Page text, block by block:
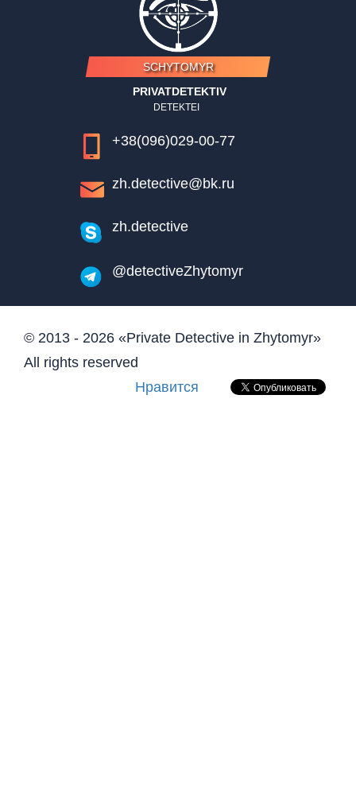
SCHYTOMYR
PRIVATDETEKTIV
DETEKTEI
+38(096)029-00-77
zh.detective@bk.ru
zh.detective
@detectiveZhytomyr
© 2013 - 2026 «Private Detective in Zhytomyr»
All rights reserved
Нравится